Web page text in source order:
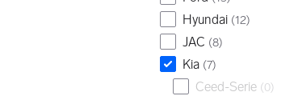
Hyundai (12)
JAC (8)
Kia (7)
Ceed-Serie (0)